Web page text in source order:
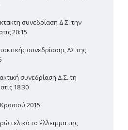
συνεδρίαση Δ.Σ. την
20:15
συνεδρίασης ΔΣ της
συνεδρίαση Δ.Σ. τη
18:30
2015
τελικά το έλλειμμα της